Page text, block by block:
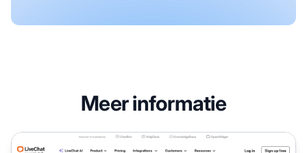
Meer informatie
LiveChat Affiliate Programma